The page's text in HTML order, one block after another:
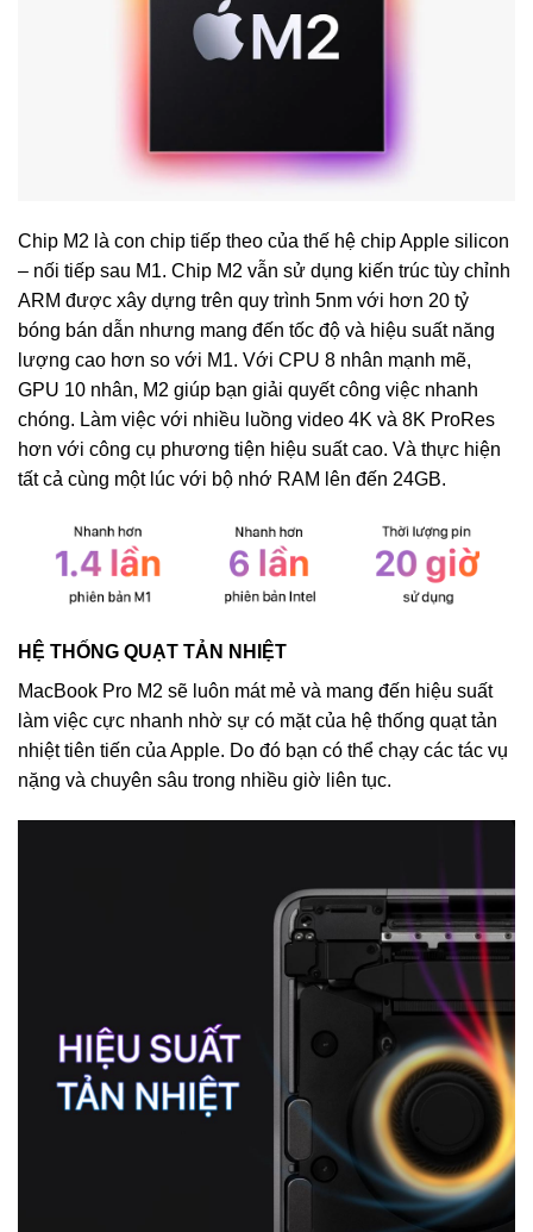
Chip M2 là con chip tiếp theo của thế hệ chip Apple silicon
– nối tiếp sau M1. Chip M2 vẫn sử dụng kiến trúc tùy chỉnh
ARM được xây dựng trên quy trình 5nm với hơn 20 tỷ
bóng bán dẫn nhưng mang đến tốc độ và hiệu suất năng
lượng cao hơn so với M1. Với CPU 8 nhân mạnh mẽ,
GPU 10 nhân, M2 giúp bạn giải quyết công việc nhanh
chóng. Làm việc với nhiều luồng video 4K và 8K ProRes
hơn với công cụ phương tiện hiệu suất cao. Và thực hiện
tất cả cùng một lúc với bộ nhớ RAM lên đến 24GB.
HỆ THỐNG QUẠT TẢN NHIỆT
MacBook Pro M2 sẽ luôn mát mẻ và mang đến hiệu suất
làm việc cực nhanh nhờ sự có mặt của hệ thống quạt tản
nhiệt tiên tiến của Apple. Do đó bạn có thể chạy các tác vụ
nặng và chuyên sâu trong nhiều giờ liên tục.